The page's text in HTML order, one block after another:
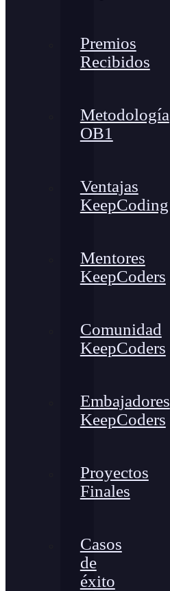
Premios
Recibidos
Metodología
OB1
Ventajas
KeepCoding
Mentores
KeepCoders
Comunidad
KeepCoders
Embajadores
KeepCoders
Proyectos
Finales
Casos
de
éxito